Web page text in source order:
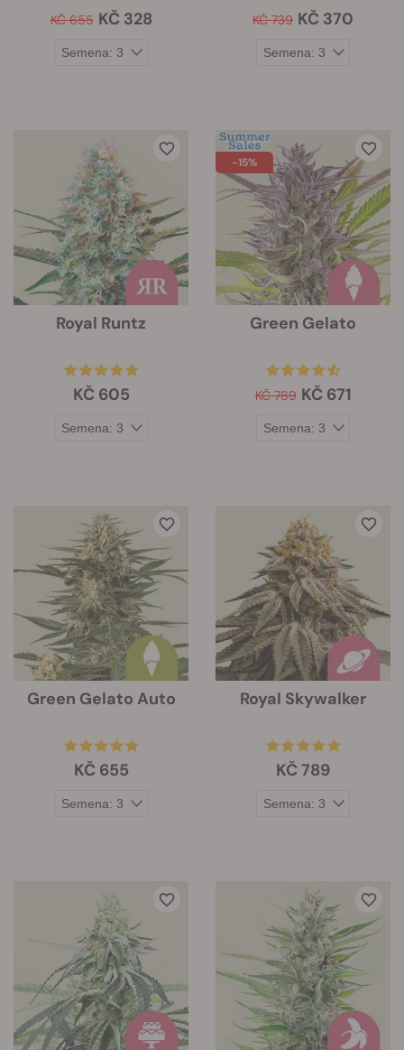
KČ 655 KČ 328 KČ 739 KČ 370
Royal Runtz
KČ 605
-15%
Green Gelato
KČ 789 KČ 671
Green Gelato Auto
KČ 655
Royal Skywalker
KČ 789